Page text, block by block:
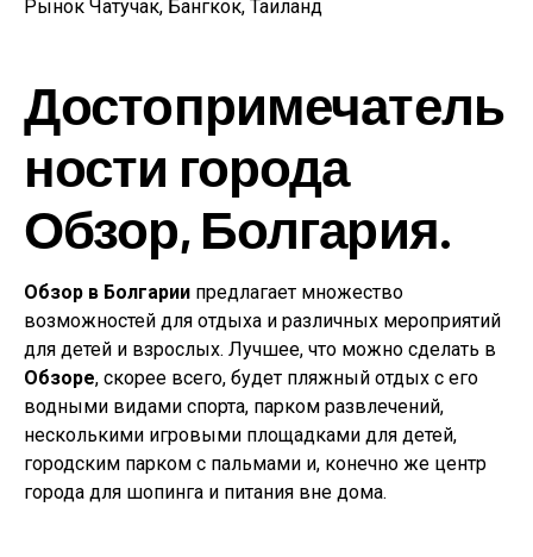
Рынок Чатучак, Бангкок, Таиланд
Достопримечатель
ности города
Обзор, Болгария.
Обзор в Болгарии предлагает множество
возможностей для отдыха и различных мероприятий
для детей и взрослых. Лучшее, что можно сделать в
Обзоре, скорее всего, будет пляжный отдых с его
водными видами спорта, парком развлечений,
несколькими игровыми площадками для детей,
городским парком с пальмами и, конечно же центр
города для шопинга и питания вне дома.